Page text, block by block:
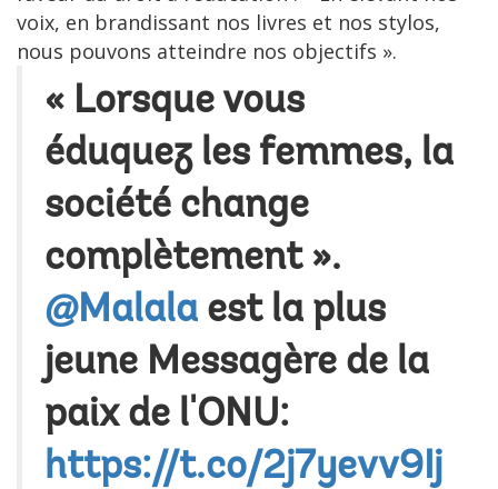
voix, en brandissant nos livres et nos stylos,
nous pouvons atteindre nos objectifs ».
« Lorsque vous
éduquez les femmes, la
société change
complètement ».
@Malala est la plus
jeune Messagère de la
paix de l'ONU:
https://t.co/2j7yevv9Ij